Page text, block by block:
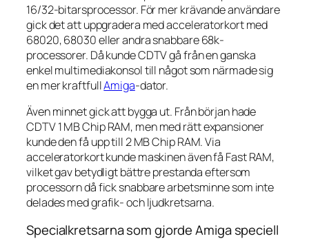
16/32-bitarsprocessor. För mer krävande användare
gick det att uppgradera med acceleratorkort med
68020, 68030 eller andra snabbare 68k-
processorer. Då kunde CDTV gå från en ganska
enkel multimediakonsol till något som närmade sig
en mer kraftfullAmiga-dator.
Även minnet gick att bygga ut. Från början hade
CDTV 1 MB Chip RAM, men med rätt expansioner
kunde den få upp till 2 MB Chip RAM. Via
acceleratorkort kunde maskinen även få Fast RAM,
vilket gav betydligt bättre prestanda eftersom
processorn då fick snabbare arbetsminne som inte
delades med grafik- och ljudkretsarna.
Specialkretsarna som gjorde Amiga speciell